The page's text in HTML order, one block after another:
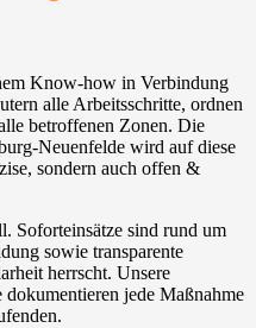
Know-how in Verbindung
alle Arbeitsschritte, ordnen
betroffenen Zonen. Die
Neuenfelde wird auf diese
sondern auch offen &
Soforteinsätze sind rund um
sowie transparente
herrscht. Unsere
jede Maßnahme